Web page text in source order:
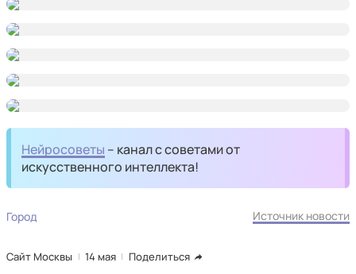
Нейросоветы – канал с советами от
искусственного интеллекта!
Город Источник новости
Сайт Москвы 14 мая Поделиться